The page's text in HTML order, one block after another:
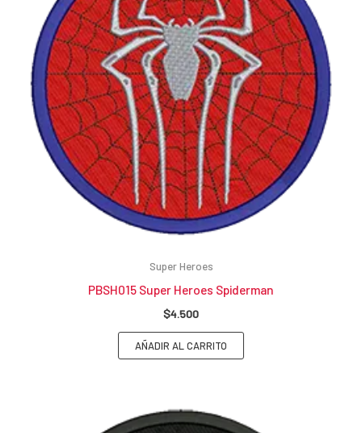
Super Heroes
PBSH015 Super Heroes Spiderman
$4.500
AÑADIR AL CARRITO